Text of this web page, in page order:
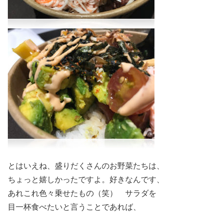
とはいえね、盛りだくさんのお野菜たちは、
ちょっと嬉しかったですよ。好きなんです、
あれこれ色々乗せたもの（笑） サラダを
目一杯食べたいと言うことであれば、